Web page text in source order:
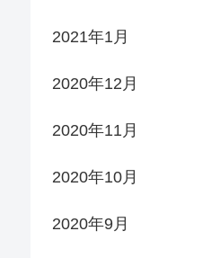
2021年1月
2020年12月
2020年11月
2020年10月
2020年9月